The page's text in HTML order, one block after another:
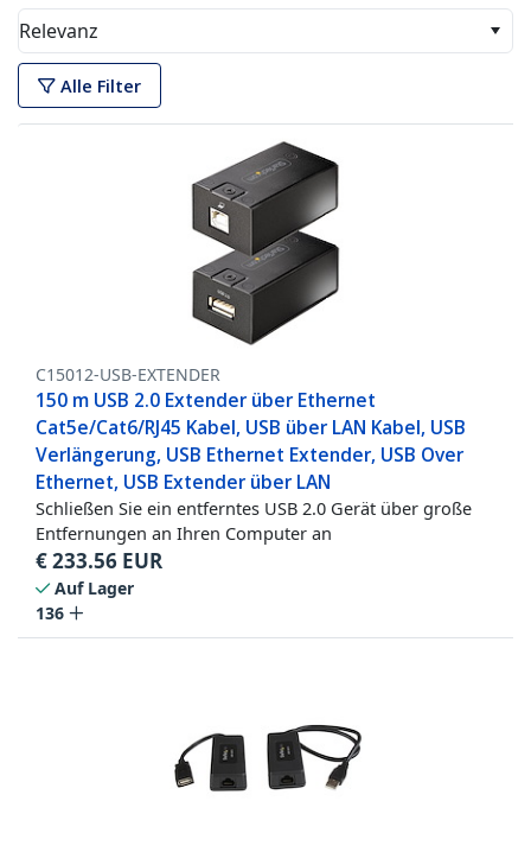
Relevanz
Alle Filter
C15012-USB-EXTENDER
150 m USB 2.0 Extender über Ethernet
Cat5e/Cat6/RJ45 Kabel, USB über LAN Kabel, USB
Verlängerung, USB Ethernet Extender, USB Over
Ethernet, USB Extender über LAN
Schließen Sie ein entferntes USB 2.0 Gerät über große
Entfernungen an Ihren Computer an
€233.56 EUR
Auf Lager
136